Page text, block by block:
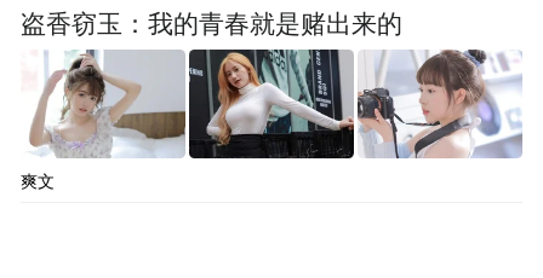
盗香窃玉：我的青春就是赌出来的
爽文